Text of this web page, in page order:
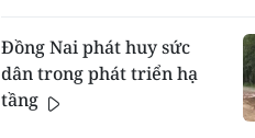
Đồng Nai phát huy sức
dân trong phát triển hạ
tầng